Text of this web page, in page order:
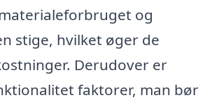
og
stige, hvilket øger de
Derudover er
faktorer, man bør